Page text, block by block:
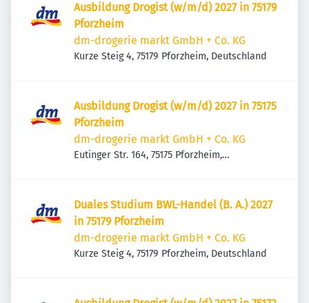
Ausbildung Drogist (w/m/d) 2027 in 75179
Pforzheim
dm-drogerie markt GmbH + Co. KG
Kurze Steig 4, 75179 Pforzheim, Deutschland
Ausbildung Drogist (w/m/d) 2027 in 75175
Pforzheim
dm-drogerie markt GmbH + Co. KG
Eutinger Str. 164, 75175 Pforzheim,
Duales Studium BWL-Handel (B. A.) 2027
in 75179 Pforzheim
dm-drogerie markt GmbH + Co. KG
Kurze Steig 4, 75179 Pforzheim, Deutschland